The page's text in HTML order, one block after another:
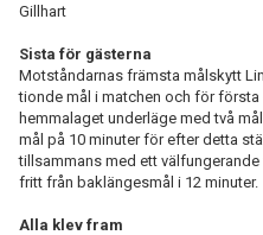
Gillhart
Sista för gästerna
Motståndarnas främsta målskytt
tionde mål i matchen och för
hemmalaget underläge med två
mål på 10 minuter för efter detta
tillsammans med ett
fritt från baklängesmål i 12 minuter.
Alla klev fram